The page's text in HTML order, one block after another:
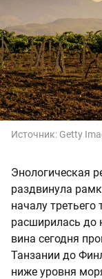
Источник: Getty
Энологическая
раздвинула
началу
расширилась до
вина сегодня
Танзании до
ниже уровня